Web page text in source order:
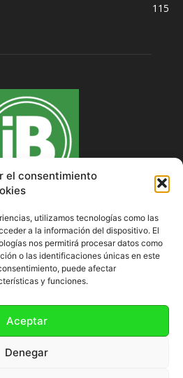
el consentimiento
utilizamos tecnologías como las
a la información del dispositivo. El
nos permitirá procesar datos como
o las identificaciones únicas en este
puede afectar
y funciones.
Aceptar
Denegar
115
NOSOTROS